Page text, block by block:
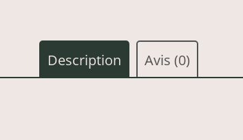
Description Avis (0)